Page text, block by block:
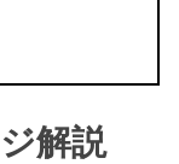
解説